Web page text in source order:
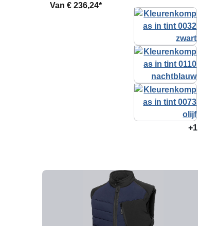
Van € 236,24*
+1